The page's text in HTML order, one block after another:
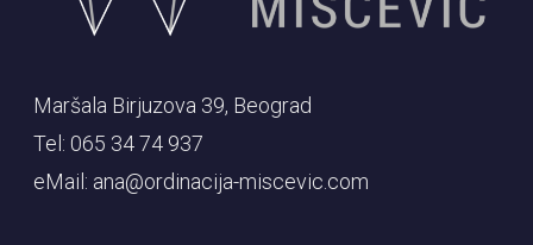
Maršala Birjuzova 39, Beograd
Tel: 065 34 74 937
eMail: ana@ordinacija-miscevic.com